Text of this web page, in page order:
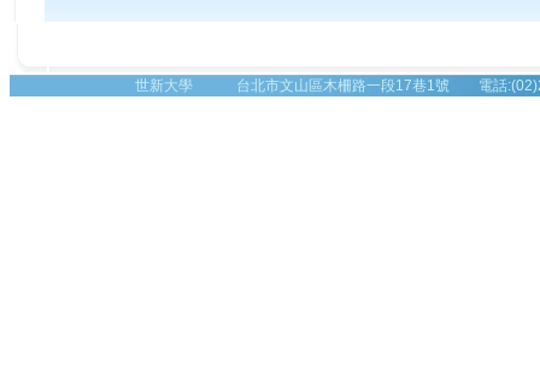
世新大學 台北市文山區木柵路一段17巷1號 電話